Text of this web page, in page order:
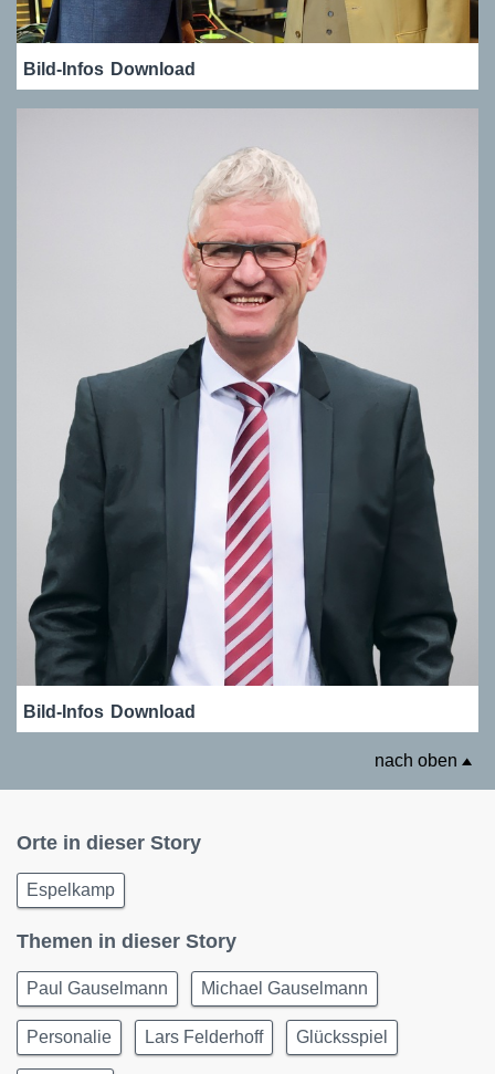
Bild-Infos Download
Bild-Infos Download
nach oben
Orte in dieser Story
Espelkamp
Themen in dieser Story
Paul Gauselmann Michael Gauselmann
Personalie Lars Felderhoff Glücksspiel